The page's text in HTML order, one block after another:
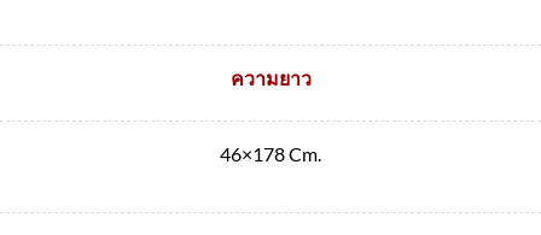
ความยาว
46×178 Cm.